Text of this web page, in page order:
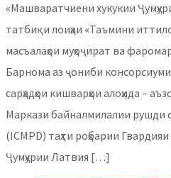
«Машваратчиени хукукии
татбиқи лоиҳаи «Таъмини
масъалаҳои муҳоҷират ва
Барнома аз ҷониби консорсиуми
сарҳадҳои кишварҳои алоҳида –
Маркази байналмилалии рушди
(ICMPD) таҳти роҳбарии
Ҷумҳурии Латвия […]